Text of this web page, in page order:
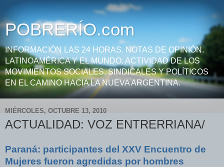
POBRERÍO.com
INFORMACIÓN LAS 24 HORAS. NOTAS DE OPINIÓN.
LATINOAMÉRICA Y EL MUNDO. ACTIVIDAD DE LOS
MOVIMIENTOS SOCIALES, SINDICALES Y POLÍTICOS
EN EL CAMINO HACIA LA NUEVA ARGENTINA.
MIÉRCOLES, OCTUBRE 13, 2010
ACTUALIDAD: VOZ ENTRERRIANA/
Paraná: participantes del XXV Encuentro de
Mujeres fueron agredidas por hombres